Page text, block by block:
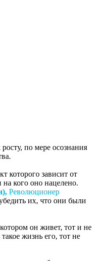
по мере осознания
которого зависит от
на кого оно нацелено.
Революционер
их, что они были
он живет, тот и не
такое жизнь его, тот не